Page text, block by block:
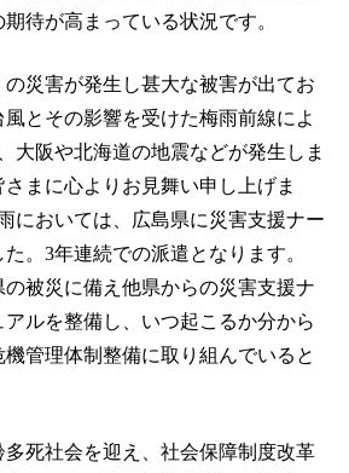
待が高まっている状況です。
災害が発生し甚大な被害が出てお
とその影響を受けた梅雨前線によ
大阪や北海道の地震などが発生しま
まに心よりお見舞い申し上げま
においては、広島県に災害支援ナー
。3年連続での派遣となります。
被災に備え他県からの災害支援ナ
ルを整備し、いつ起こるか分から
管理体制整備に取り組んでいると
死社会を迎え、社会保障制度改革